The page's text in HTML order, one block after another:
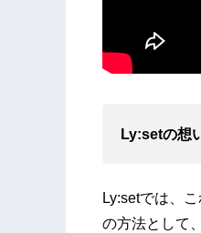
Ly:setの想
Ly:setでは、
の方法として